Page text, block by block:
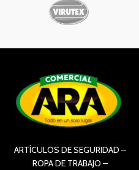
ARTÍCULOS DE SEGURIDAD –
ROPA DE TRABAJO –